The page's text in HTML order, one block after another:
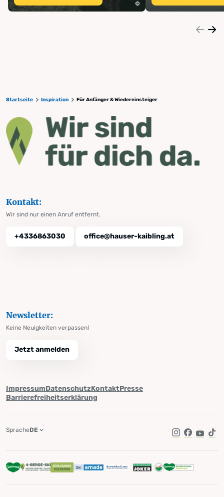
Startseite Inspiration Für Anfänger & Wiedereinsteiger
Kontakt:
Wir sind nur einen Anruf entfernt.
+4336863030 office@hauser-kaibling.at
Newsletter:
Keine Neuigkeiten verpassen!
Jetzt anmelden
ImpressumDatenschutzKontaktPresse
Barrierefreiheitserklärung
Instagram
Facebook
SpracheDE